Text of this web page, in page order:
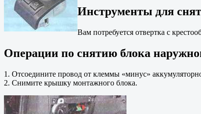
Инструменты для
Вам потребуется отвертка с
Операции по снятию блока
1. Отсоедините провод от клеммы «минус»
2. Снимите крышку монтажного блока.